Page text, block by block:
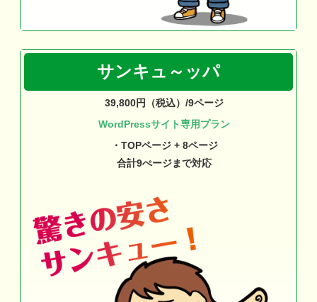
サンキュ～ッパ
39,800円（税込）/9ページ
WordPressサイト専用プラン
・TOPページ + 8ページ
合計9ぺージまで対応